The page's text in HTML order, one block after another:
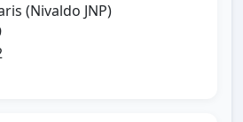
(Nivaldo JNP)